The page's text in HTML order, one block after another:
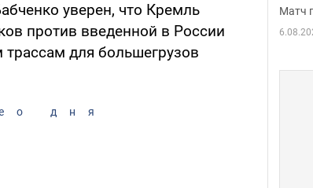
уверен, что Кремль
против введенной в России
для большегрузов
дня
Матч